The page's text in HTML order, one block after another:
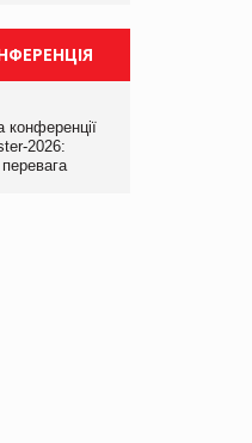
конференції
2026: